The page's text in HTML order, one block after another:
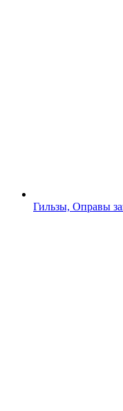
Гильзы, Оправы